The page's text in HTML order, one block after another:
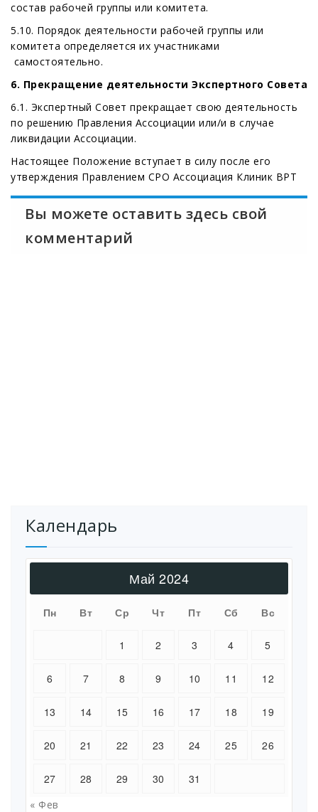
состав рабочей группы или комитета.
5.10. Порядок деятельности рабочей группы или
комитета определяется их участниками
самостоятельно.
6. Прекращение деятельности Экспертного Совета
6.1. Экспертный Совет прекращает свою деятельность
по решению Правления Ассоциации или/и в случае
ликвидации Ассоциации.
Настоящее Положение вступает в силу после его
утверждения Правлением СРО Ассоциация Клиник ВРТ
Вы можете оставить здесь свой
комментарий
Календарь
Май 2024
Пн Вт Ср Чт Пт Сб Вс
1 2 3 4 5
6 7 8 9 10 11 12
13 14 15 16 17 18 19
20 21 22 23 24 25 26
27 28 29 30 31
« Фев